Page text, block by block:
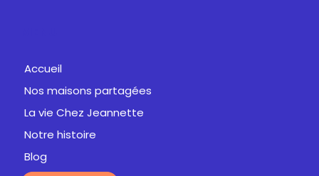
Accueil
Nos maisons partagées
La vie Chez Jeannette
Notre histoire
Blog